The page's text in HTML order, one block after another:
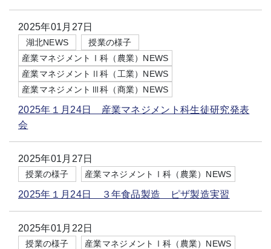
2025年01月27日
湖北NEWS
授業の様子
産業マネジメントⅠ科（農業）NEWS
産業マネジメントⅡ科（工業）NEWS
産業マネジメントⅢ科（商業）NEWS
2025年１月24日 産業マネジメント科生徒研究発表
会
2025年01月27日
授業の様子 産業マネジメントⅠ科（農業）NEWS
2025年１月24日 ３年食品製造 ピザ製造実習
2025年01月22日
授業の様子 産業マネジメントⅠ科（農業）NEWS